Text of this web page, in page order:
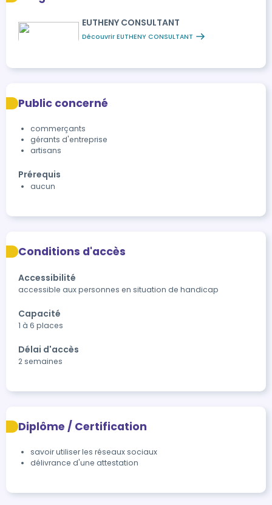
EUTHENY CONSULTANT
Découvrir EUTHENY CONSULTANT
Public concerné
commerçants
gérants d'entreprise
artisans
Prérequis
aucun
Conditions d'accès
Accessibilité
accessible aux personnes en situation de handicap
Capacité
1 à 6 places
Délai d'accès
2 semaines
Diplôme / Certification
savoir utiliser les réseaux sociaux
délivrance d'une attestation